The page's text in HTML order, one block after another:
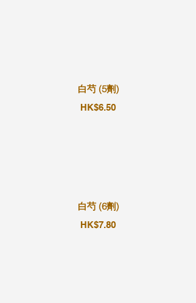
白芍 (5劑)
HK$6.50
白芍 (6劑)
HK$7.80